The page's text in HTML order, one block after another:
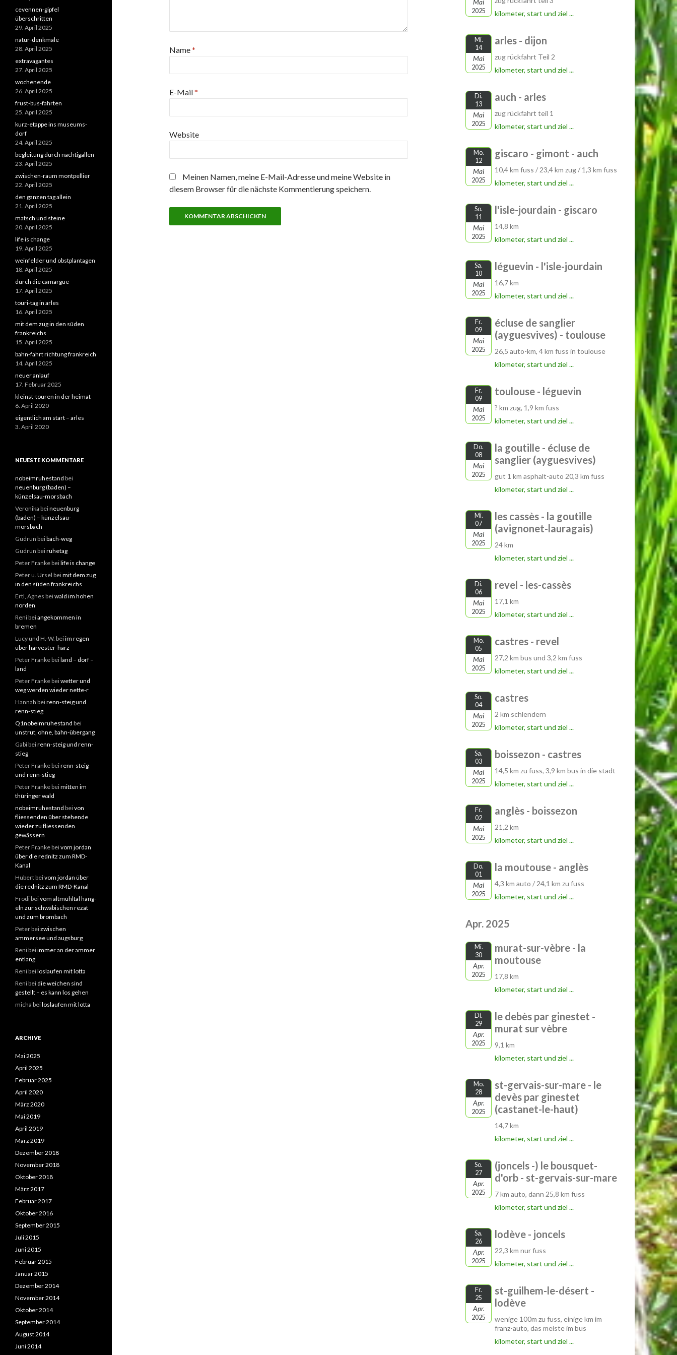
Name*
E-Mail*
Website
Meinen Namen, meine E-Mail-Adresse und meine Website in
diesem Browser für die nächste Kommentierung speichern.
Mai
2025
kilometer, start und ziel ...
Mi.
14
Mai
2025
arles - dijon
zug rückfahrt Teil 2
kilometer, start und ziel ...
Di.
13
Mai
2025
auch - arles
zug rückfahrt teil 1
kilometer, start und ziel ...
Mo.
12
Mai
2025
giscaro - gimont - auch
10,4 km fuss / 23,4 km zug / 1,3 km fuss
kilometer, start und ziel ...
So.
11
Mai
2025
l'isle-jourdain - giscaro
14,8 km
kilometer, start und ziel ...
Sa.
10
Mai
2025
léguevin - l'isle-jourdain
16,7 km
kilometer, start und ziel ...
Fr.
09
Mai
2025
écluse de sanglier
(ayguesvives) - toulouse
26,5 auto-km, 4 km fuss in toulouse
kilometer, start und ziel ...
Fr.
09
Mai
2025
toulouse - léguevin
? km zug, 1,9 km fuss
kilometer, start und ziel ...
Do.
08
Mai
2025
la goutille - écluse de
sanglier (ayguesvives)
gut 1 km asphalt-auto 20,3 km fuss
kilometer, start und ziel ...
Mi.
07
Mai
2025
les cassès - la goutille
(avignonet-lauragais)
24 km
kilometer, start und ziel ...
Di.
06
Mai
2025
revel - les-cassès
17,1 km
kilometer, start und ziel ...
Mo.
05
Mai
2025
castres - revel
27,2 km bus und 3,2 km fuss
kilometer, start und ziel ...
So.
04
Mai
2025
castres
2 km schlendern
kilometer, start und ziel ...
Sa.
03
Mai
2025
boissezon - castres
14,5 km zu fuss, 3,9 km bus in die stadt
kilometer, start und ziel ...
Fr.
02
Mai
2025
anglès - boissezon
21,2 km
kilometer, start und ziel ...
Do.
01
Mai
2025
la moutouse - anglès
4,3 km auto / 24,1 km zu fuss
kilometer, start und ziel ...
Apr. 2025
Mi.
30
Apr.
2025
murat-sur-vèbre - la
moutouse
17,8 km
kilometer, start und ziel ...
Di.
29
Apr.
2025
le debès par ginestet -
murat sur vèbre
9,1 km
kilometer, start und ziel ...
Mo.
28
Apr.
2025
st-gervais-sur-mare - le
devès par ginestet
(castanet-le-haut)
14,7 km
kilometer, start und ziel ...
So.
27
Apr.
2025
(joncels -) le bousquet-
d'orb - st-gervais-sur-mare
7 km auto, dann 25,8 km fuss
kilometer, start und ziel ...
Sa.
26
Apr.
2025
lodève - joncels
22,3 km nur fuss
kilometer, start und ziel ...
Fr.
25
Apr.
2025
st-guilhem-le-désert -
lodève
wenige 100m zu fuss, einige km im
franz-auto, das meiste im bus
kilometer, start und ziel ...
cevennen-gipfel
überschritten
29. April 2025
natur-denkmale
28. April 2025
extravagantes
27. April 2025
wochenende
26. April 2025
frust-bus-fahrten
25. April 2025
kurz-etappe ins museums-
dorf
24. April 2025
begleitung durch nachtigallen
23. April 2025
zwischen-raum montpellier
22. April 2025
den ganzen tag allein
21. April 2025
matsch und steine
20. April 2025
life is change
19. April 2025
weinfelder und obstplantagen
18. April 2025
durch die camargue
17. April 2025
touri-tag in arles
16. April 2025
mit dem zug in den süden
frankreichs
15. April 2025
bahn-fahrt richtung frankreich
14. April 2025
neuer anlauf
17. Februar 2025
kleinst-touren in der heimat
6. April 2020
eigentlich am start – arles
3. April 2020
NEUESTE KOMMENTARE
nobeimruhestand bei
neuenburg (baden) –
künzelsau-morsbach
Veronika beineuenburg
(baden) – künzelsau-
morsbach
Gudrun beibach-weg
Gudrun beiruhetag
Peter Frankebeilife is change
Peter u. Ursel beimit dem zug
in den süden frankreichs
Ertl, Agnes beiwald im hohen
norden
Renibeiangekommen in
bremen
Lucy und H.-W. beiim regen
über harvester-harz
Peter Frankebeiland – dorf –
land
Peter Frankebeiwetter und
weg werden wieder nette-r
Hannah beirenn-steig und
renn-stieg
Q1nobeimruhestand bei
unstrut, ohne, bahn-übergang
Gabibeirenn-steig und renn-
stieg
Peter Frankebeirenn-steig
und renn-stieg
Peter Frankebeimitten im
thüringer wald
nobeimruhestand beivon
fliessenden über stehende
wieder zu fliessenden
gewässern
Peter Frankebeivom jordan
über die rednitz zum RMD-
Kanal
Hubertbeivom jordan über
die rednitz zum RMD-Kanal
Frodibeivom altmühltal hang-
eln zur schwäbischen rezat
und zum brombach
Peterbeizwischen
ammersee und augsburg
Renibeiimmer an der ammer
entlang
Renibeiloslaufen mit lotta
Renibei die weichen sind
gestellt – es kann los gehen
micha beiloslaufen mit lotta
ARCHIVE
Mai 2025
April 2025
Februar 2025
April 2020
März 2020
Mai 2019
April 2019
März 2019
Dezember 2018
November 2018
Oktober 2018
März 2017
Februar 2017
Oktober 2016
September 2015
Juli 2015
Juni 2015
Februar 2015
Januar 2015
Dezember 2014
November 2014
Oktober 2014
September 2014
August 2014
Juni 2014